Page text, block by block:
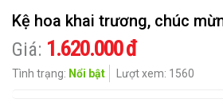
TẶNG
CẨM
Kệ hoa khai trương, chúc
Giá: 1.620.000 đ
Tình trạng: Nổi bật Lượt xem: 1560